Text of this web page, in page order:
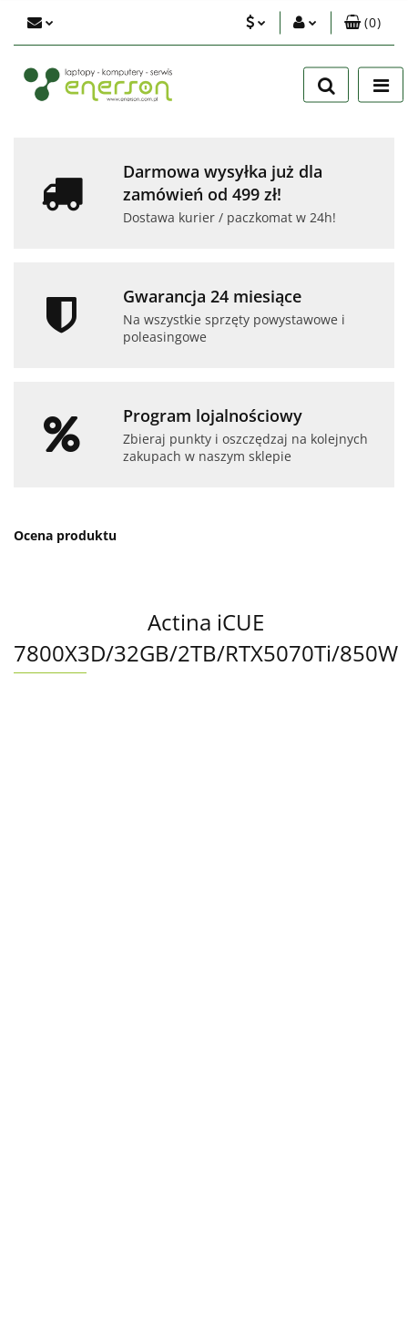
Zaloguj się
Zarejestruj się
(0)
Darmowa wysyłka już dla
zamówień od 499 zł!
Dostawa kurier / paczkomat w 24h!
Gwarancja 24 miesiące
Na wszystkie sprzęty powystawowe i
poleasingowe
Program lojalnościowy
Zbieraj punkty i oszczędzaj na kolejnych
zakupach w naszym sklepie
Ocena produktu
Actina iCUE
7800X3D/32GB/2TB/RTX5070Ti/850W